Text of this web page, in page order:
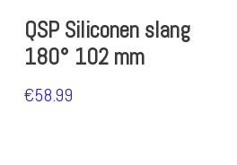
QSP Siliconen slang
180° 102 mm
€58.99